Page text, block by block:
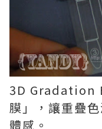
3D Gradation
膜」，讓重疊
體感。